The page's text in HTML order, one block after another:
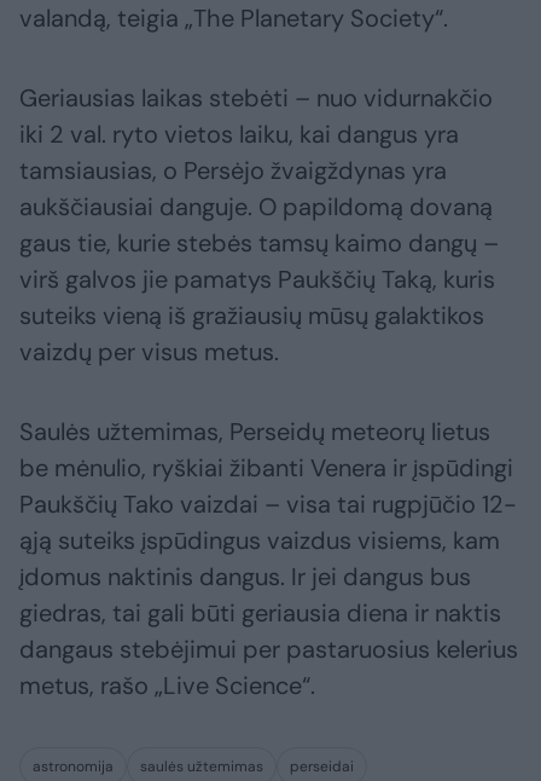
valandą, teigia „The Planetary Society“.
Geriausias laikas stebėti – nuo vidurnakčio
iki 2 val. ryto vietos laiku, kai dangus yra
tamsiausias, o Persėjo žvaigždynas yra
aukščiausiai danguje. O papildomą dovaną
gaus tie, kurie stebės tamsų kaimo dangų –
virš galvos jie pamatys Paukščių Taką, kuris
suteiks vieną iš gražiausių mūsų galaktikos
vaizdų per visus metus.
Saulės užtemimas, Perseidų meteorų lietus
be mėnulio, ryškiai žibanti Venera ir įspūdingi
Paukščių Tako vaizdai – visa tai rugpjūčio 12-
ąją suteiks įspūdingus vaizdus visiems, kam
įdomus naktinis dangus. Ir jei dangus bus
giedras, tai gali būti geriausia diena ir naktis
dangaus stebėjimui per pastaruosius kelerius
metus, rašo „Live Science“.
astronomija saulės užtemimas
perseidai